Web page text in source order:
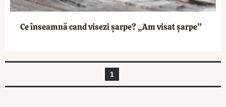
Ce înseamnă cand visezi șarpe? „Am visat șarpe”
1